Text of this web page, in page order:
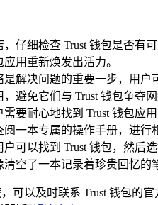
仔细检查 Trust 钱包是否有
用重新焕发出活力。
是解决问题的重要一步，用
避免它们与 Trust 钱包争夺
需要耐心地找到 Trust 钱包
一本专属的操作手册，进行
户可以找到 Trust 钱包，然后
空了一本记录着珍贵回忆
可以及时联系 Trust 钱包的